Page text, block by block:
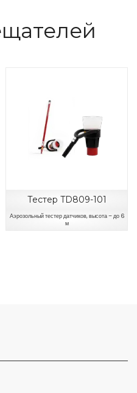
Тестер TD809-101
Аэрозольный тестер датчиков, высота – до 6
м